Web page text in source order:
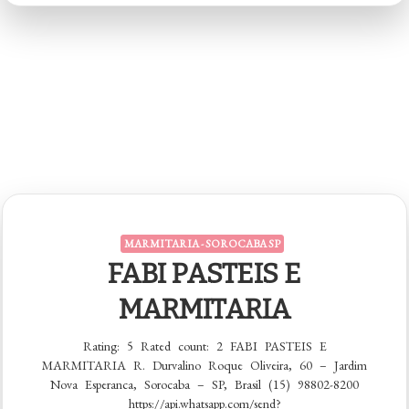
MARMITARIA - SOROCABA SP
FABI PASTEIS E
MARMITARIA
Rating: 5 Rated count: 2 FABI PASTEIS E
MARMITARIA R. Durvalino Roque Oliveira, 60 – Jardim
Nova Esperanca, Sorocaba – SP, Brasil (15) 98802-8200
https://api.whatsapp.com/send?